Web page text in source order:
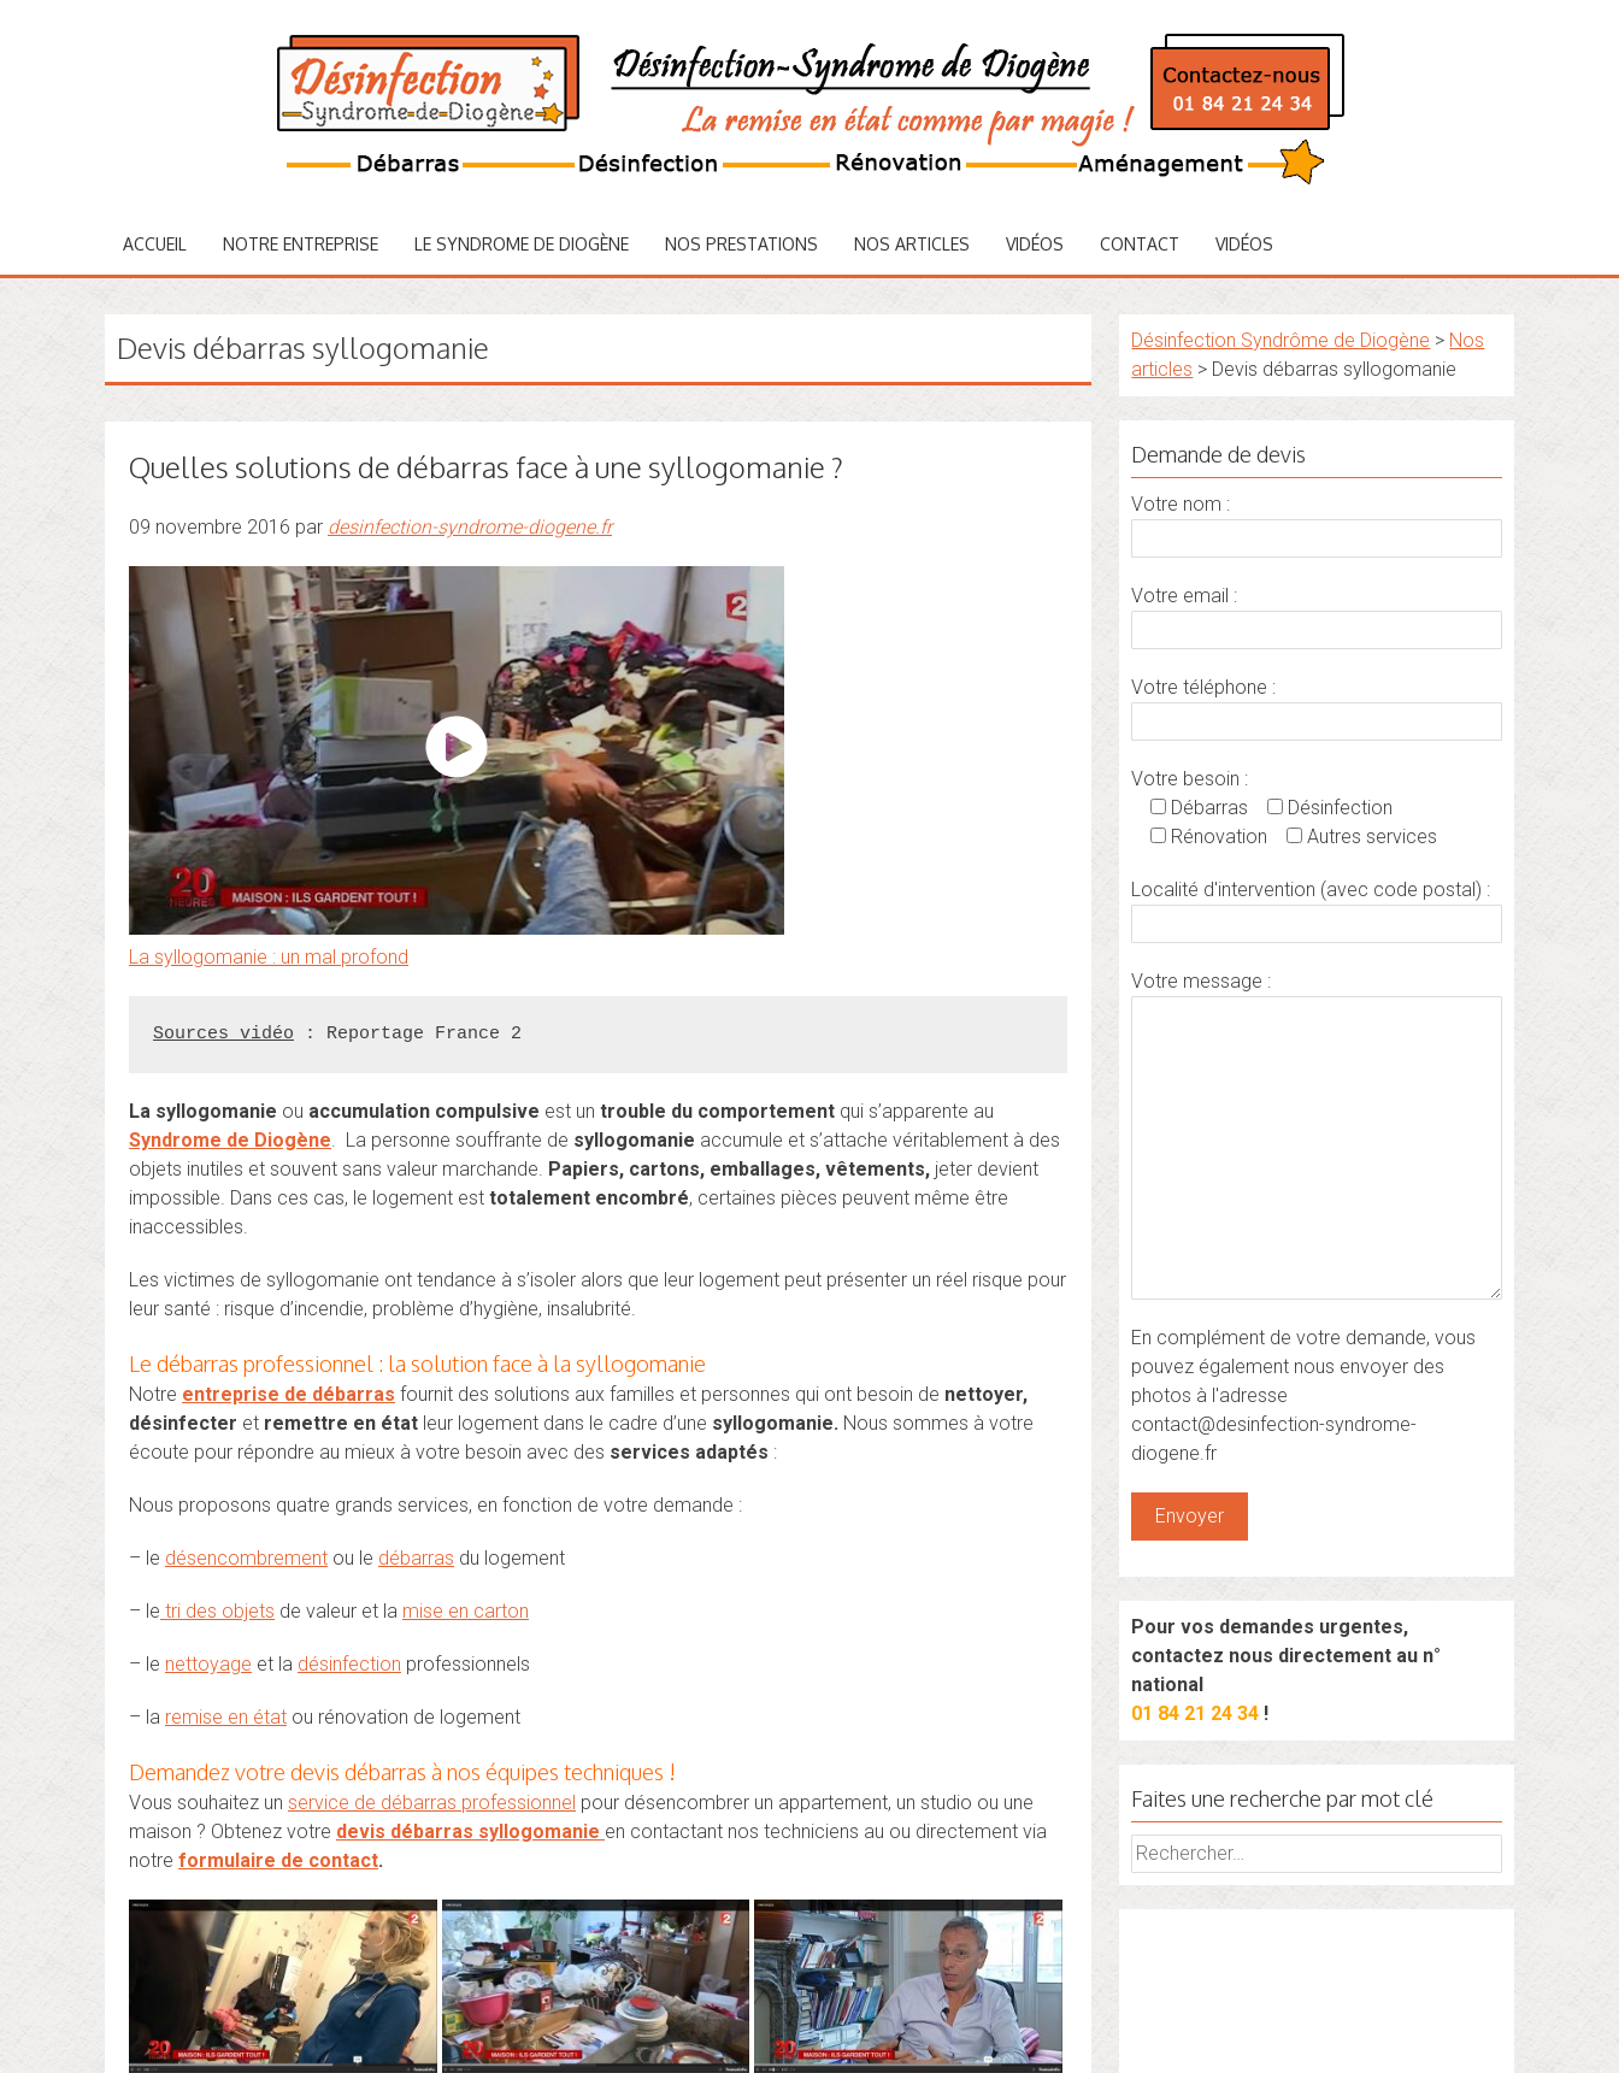
ACCUEIL NOTRE ENTREPRISE LE SYNDROME DE DIOGÈNE NOS PRESTATIONS NOS ARTICLES VIDÉOS CONTACT VIDÉOS
Devis débarras syllogomanie
Quelles solutions de débarras face à une syllogomanie ?
09 novembre 2016 par desinfection-syndrome-diogene.fr
La syllogomanie : un mal profond
Sources vidéo : Reportage France 2
La syllogomanie ou accumulation compulsive est un trouble du comportement qui s’apparente au
Syndrome de Diogène. La personne souffrante de syllogomanie accumule et s’attache véritablement à des
objets inutiles et souvent sans valeur marchande. Papiers, cartons, emballages, vêtements, jeter devient
impossible. Dans ces cas, le logement est totalement encombré, certaines pièces peuvent même être
inaccessibles.
Les victimes de syllogomanie ont tendance à s’isoler alors que leur logement peut présenter un réel risque pour
leur santé : risque d’incendie, problème d’hygiène, insalubrité.
Le débarras professionnel : la solution face à la syllogomanie
Notre entreprise de débarras fournit des solutions aux familles et personnes qui ont besoin de nettoyer,
désinfecter et remettre en état leur logement dans le cadre d’une syllogomanie. Nous sommes à votre
écoute pour répondre au mieux à votre besoin avec des services adaptés :
Nous proposons quatre grands services, en fonction de votre demande :
– le désencombrement ou le débarras du logement
– le tri des objets de valeur et la mise en carton
– le nettoyage et la désinfection professionnels
– la remise en état ou rénovation de logement
Demandez votre devis débarras à nos équipes techniques !
Vous souhaitez un service de débarras professionnel pour désencombrer un appartement, un studio ou une
maison ? Obtenez votre devis débarras syllogomanie en contactant nos techniciens au ou directement via
notre formulaire de contact.
Désinfection Syndrôme de Diogène > Nos
articles > Devis débarras syllogomanie
Demande de devis
Votre nom :
Votre email :
Votre téléphone :
Votre besoin :
Débarras
Désinfection
Rénovation
Autres services
Localité d'intervention (avec code postal) :
Votre message :
En complément de votre demande, vous
pouvez également nous envoyer des
photos à l'adresse
contact@desinfection-syndrome-
diogene.fr
Pour vos demandes urgentes,
contactez nous directement au n°
national
01 84 21 24 34 !
Faites une recherche par mot clé
Rechercher :